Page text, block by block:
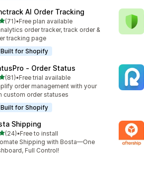
AI Order Tracking
5 tähteä
(71) yhteensä
•Free plan available
order tracker, track order &
tracking page
Built for Shopify
‑ Order Status
5 tähteä
(81) yhteensä
•Free trial available
order management with your
custom order statuses
Built for Shopify
Shipping
5 tähteä
(24) yhteensä
•Free to install
Shipping with Bosta—One
Full Control!